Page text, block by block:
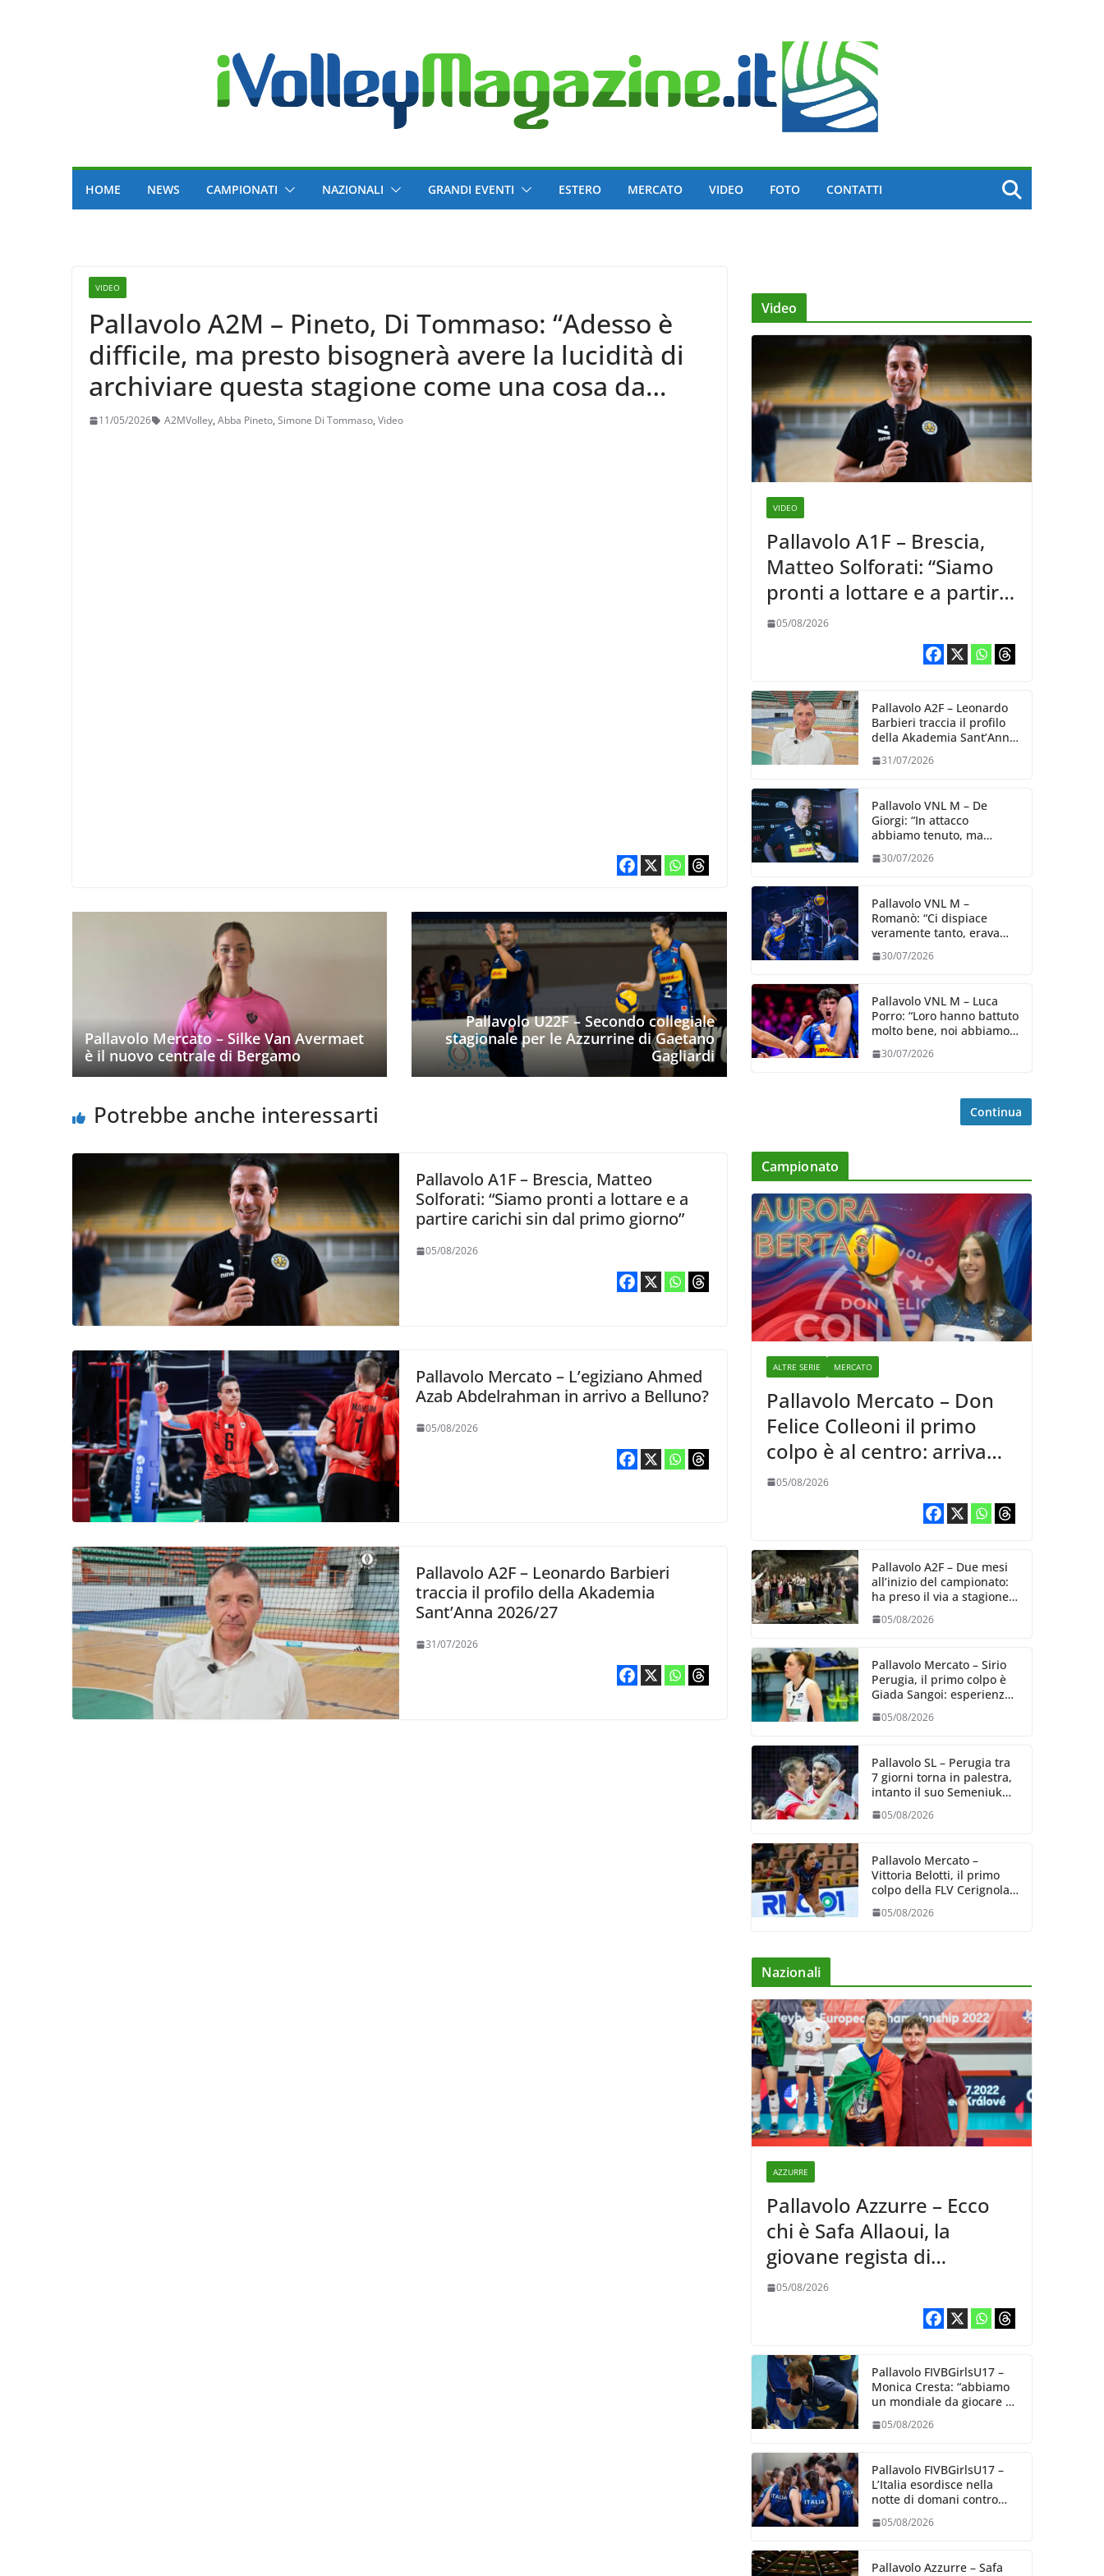
HOME NEWS CAMPIONATI NAZIONALI GRANDI EVENTI ESTERO MERCATO VIDEO FOTO CONTATTI
VIDEO
Pallavolo A2M – Pineto, Di Tommaso: “Adesso è
difficile, ma presto bisognerà avere la lucidità di
archiviare questa stagione come una cosa da
sogno”
11/05/2026 A2MVolley, Abba Pineto, Simone Di Tommaso, Video
Pallavolo Mercato – Silke Van Avermaet
è il nuovo centrale di Bergamo
Pallavolo U22F – Secondo collegiale
stagionale per le Azzurrine di Gaetano
Gagliardi
Potrebbe anche interessarti
Pallavolo A1F – Brescia, Matteo
Solforati: “Siamo pronti a lottare e a
partire carichi sin dal primo giorno”
05/08/2026
Pallavolo Mercato – L’egiziano Ahmed
Azab Abdelrahman in arrivo a Belluno?
05/08/2026
Pallavolo A2F – Leonardo Barbieri
traccia il profilo della Akademia
Sant’Anna 2026/27
31/07/2026
Video
VIDEO
Pallavolo A1F – Brescia,
Matteo Solforati: “Siamo
pronti a lottare e a partire
carichi sin dal primo
05/08/2026
Pallavolo A2F – Leonardo
Barbieri traccia il profilo
della Akademia Sant’Anna
31/07/2026
Pallavolo VNL M – De
Giorgi: “In attacco
abbiamo tenuto, ma
dalla prestazione in
30/07/2026
Pallavolo VNL M –
Romanò: “Ci dispiace
veramente tanto, eravamo
impareremo”
30/07/2026
Pallavolo VNL M – Luca
Porro: “Loro hanno battuto
molto bene, noi abbiamo
spunto su cui lavorare e
30/07/2026
Continua
Campionato
ALTRE SERIE MERCATO
Pallavolo Mercato – Don
Felice Colleoni il primo
colpo è al centro: arriva
Aurora Bertasi
05/08/2026
Pallavolo A2F – Due mesi
all’inizio del campionato:
ha preso il via a stagione
delle Black Angels
05/08/2026
Pallavolo Mercato – Sirio
Perugia, il primo colpo è
Giada Sangoi: esperienza
e talento in attacco
05/08/2026
Pallavolo SL – Perugia tra
7 giorni torna in palestra,
intanto il suo Semeniuk
festeggia il bis in VNL
05/08/2026
Pallavolo Mercato –
Vittoria Belotti, il primo
colpo della FLV Cerignola:
esperienza e qualità al
centro
05/08/2026
Nazionali
AZZURRE
Pallavolo Azzurre – Ecco
chi è Safa Allaoui, la
giovane regista di
Bergamo convocata al
collegiale di Cavalese
05/08/2026
Pallavolo FIVBGirlsU17 –
Monica Cresta: “abbiamo
un mondiale da giocare al
capacità”
05/08/2026
Pallavolo FIVBGirlsU17 –
L’Italia esordisce nella
notte di domani contro
05/08/2026
Pallavolo Azzurre – Safa